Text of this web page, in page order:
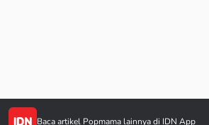
Baca artikel Popmama lainnya di IDN App